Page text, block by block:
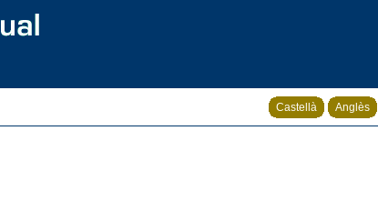
Castellà Anglès